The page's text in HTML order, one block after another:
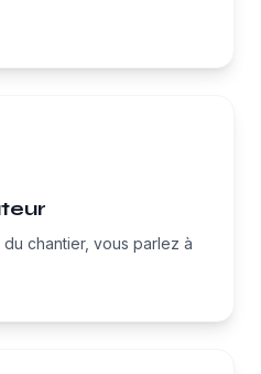
chantier, vous parlez à